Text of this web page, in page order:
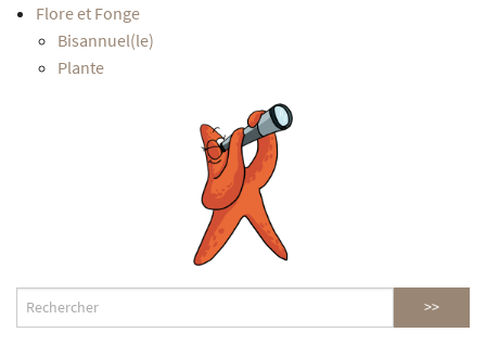
Flore et Fonge
Bisannuel(le)
Plante